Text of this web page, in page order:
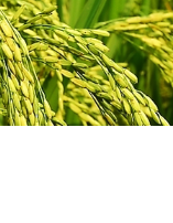
也可拌土施。4、
：每平方米苗床
1kg-2kg与苗床土
种。5、园林盆
30g-50g追肥或作
机质≥200g/L、
L、PH:6.5-
溶物≤50g/L【执
NY/T3831-
字15306号【使用
合于基施、追